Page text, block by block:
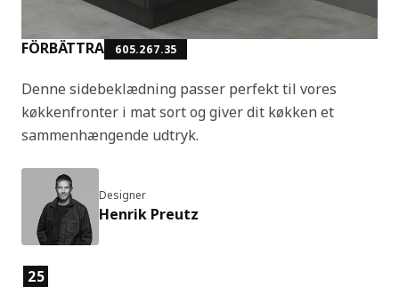
FÖRBÄTTRA 605.267.35
Denne sidebeklædning passer perfekt til vores
køkkenfronter i mat sort og giver dit køkken et
sammenhængende udtryk.
Designer
Henrik Preutz
Produktfunktioner
25